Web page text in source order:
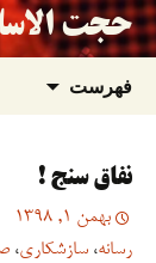
حجت
فهرست
نفاق سنج !
بهمن 1, 1398
رسانه، سازشکاری،